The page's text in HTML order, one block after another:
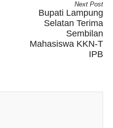
Next Post
Bupati Lampung
Selatan Terima
Sembilan
Mahasiswa KKN-T
IPB